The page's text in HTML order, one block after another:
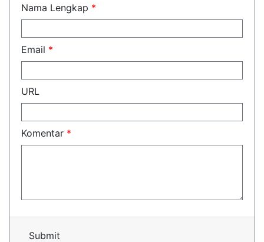
Nama Lengkap *
Email *
URL
Komentar *
Submit